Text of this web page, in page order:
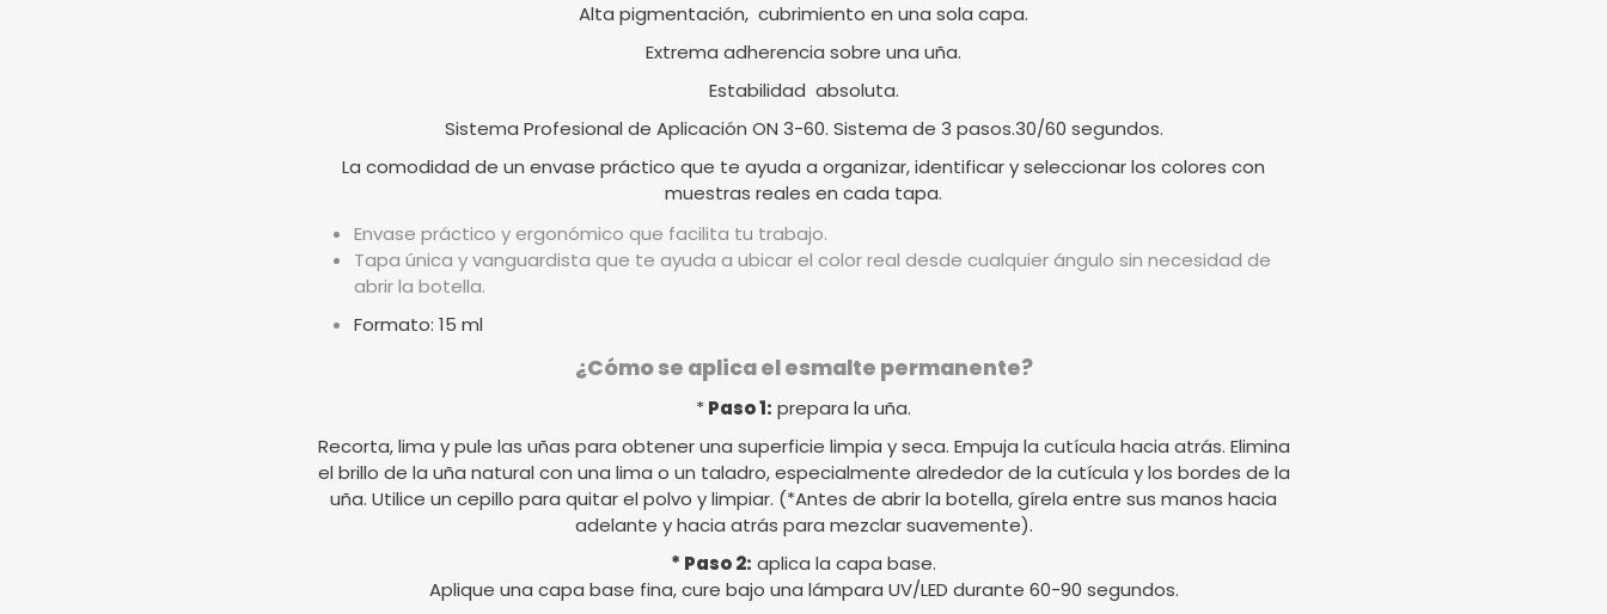
Alta pigmentación, cubrimiento en una sola capa.
Extrema adherencia sobre una uña.
Estabilidad absoluta.
Sistema Profesional de Aplicación ON 3-60. Sistema de 3 pasos.30/60 segundos.
La comodidad de un envase práctico que te ayuda a organizar, identificar y seleccionar los colores con
muestras reales en cada tapa.
Envase práctico y ergonómico que facilita tu trabajo.
Tapa única y vanguardista que te ayuda a ubicar el color real desde cualquier ángulo sin necesidad de
abrir la botella.
Formato: 15 ml
¿Cómo se aplica el esmalte permanente?
*Paso 1: prepara la uña.
Recorta, lima y pule las uñas para obtener una superficie limpia y seca. Empuja la cutícula hacia atrás. Elimina
el brillo de la uña natural con una lima o un taladro, especialmente alrededor de la cutícula y los bordes de la
uña. Utilice un cepillo para quitar el polvo y limpiar. (*Antes de abrir la botella, gírela entre sus manos hacia
adelante y hacia atrás para mezclar suavemente).
* Paso 2: aplica la capa base.
Aplique una capa base fina, cure bajo una lámpara UV/LED durante 60-90 segundos.